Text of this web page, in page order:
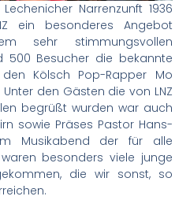
Narrenzunft 1936
ein besonderes Angebot
sehr stimmungsvollen
500 Besucher die bekannte
Kölsch Pop-Rapper Mo
den Gästen die von LNZ
begrüßt wurden war auch
sowie Präses Pastor Hans-
Musikabend der für alle
besonders viele junge
die wir sonst, so